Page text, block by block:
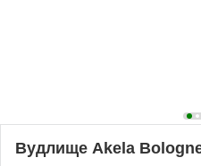
Вудлище Akela